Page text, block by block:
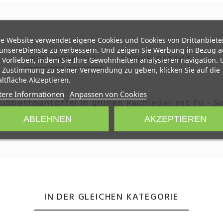
Website verwendet eigene Cookies und Cookies von
zu verbessern. Und zeigen Sie Werbung in Bezug
indem Sie Ihre Gewohnheiten analysieren navigation.
zu seiner Verwendung zu geben, klicken Sie auf die
Akzeptieren.
Informationen Anpassen von Cookies
ABLEHNEN AKZEPTIEREN
BESCHREIBUNG ARTIKELDETAILS
in grünen Rauhleder mit Pu -
Marke maniolo´s .shoes
Artikel-Nr.430-50-60018
532796-900-13-71-14920-502
Rauhleder
IN DER GLEICHEN KATEGORIE